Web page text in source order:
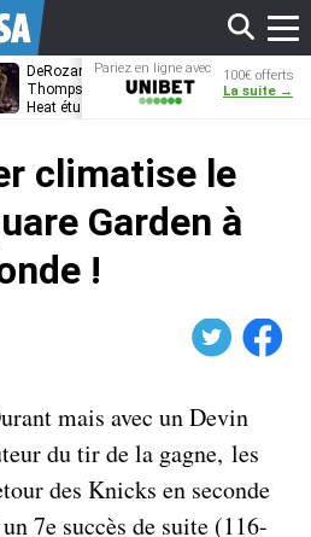
DeRozan, Beal,
Thompson… Le
Heat étudie ses
Kentavious
Caldwell-
Pariez en ligne avec
100€ offerts
La suite →
climatise le
Garden à
!
Facebook
mais avec un Devin
du tir de la gagne, les
des Knicks en seconde
7e succès de suite (116-